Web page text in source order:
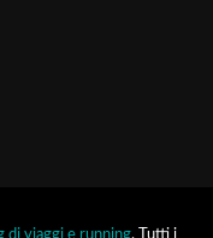
di viaggi e running. Tutti i